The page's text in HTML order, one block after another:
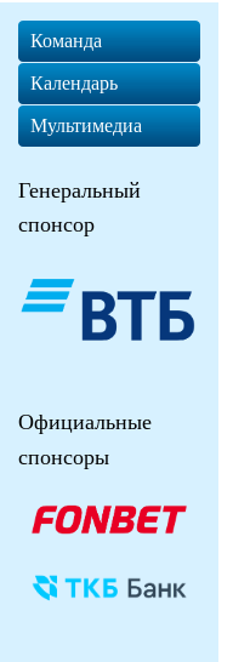
Команда
Календарь
Мультимедиа
Генеральный
спонсор
Официальные
спонсоры